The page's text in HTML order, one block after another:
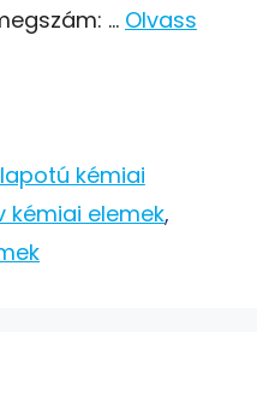
… Olvass
kémiai
kémiai elemek,